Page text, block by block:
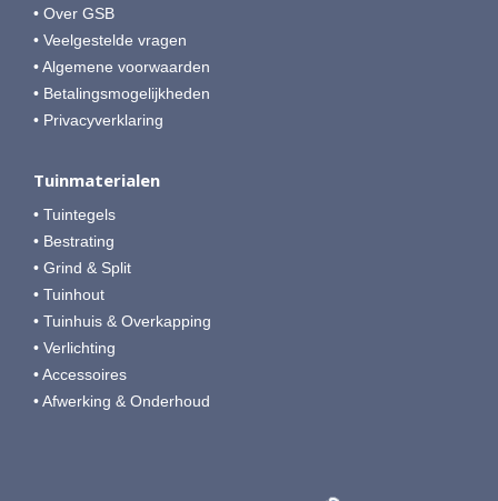
• Over GSB
• Veelgestelde vragen
• Algemene voorwaarden
• Betalingsmogelijkheden
• Privacyverklaring
Tuinmaterialen
• Tuintegels
• Bestrating
• Grind & Split
• Tuinhout
• Tuinhuis & Overkapping
• Verlichting
• Accessoires
• Afwerking & Onderhoud